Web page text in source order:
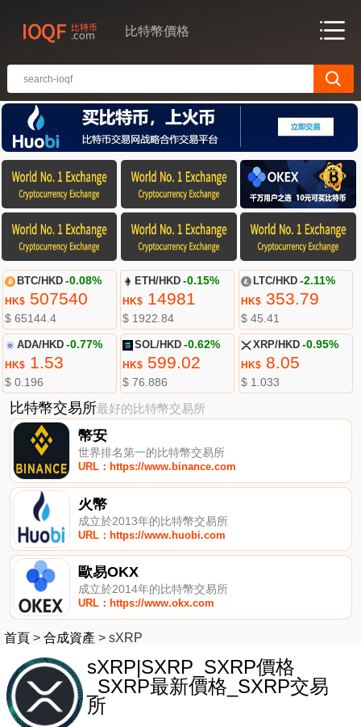
比特幣價格
BTC/HKD -0.08%
HK$507540
$ 65144.4
ETH/HKD -0.15%
HK$ 14981
$ 1922.84
LTC/HKD -2.11%
HK$353.79
$ 45.41
ADA/HKD -0.77%
HK$1.53
$ 0.196
SOL/HKD -0.62%
HK$ 599.02
$ 76.886
XRP/HKD -0.95%
HK$8.05
$ 1.033
比特幣交易所最好的比特幣交易所
幣安
世界排名第一的比特幣交易所
URL：https://www.binance.com
火幣
成立於2013年的比特幣交易所
URL：https://www.huobi.com
歐易OKX
成立於2014年的比特幣交易所
URL：https://www.okx.com
首頁 > 合成資產 > sXRP
sXRP|SXRP_SXRP價格
_SXRP最新價格_SXRP交易
所